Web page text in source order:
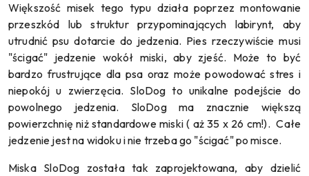
Większość misek tego typu działa poprzez montowanie
przeszkód lub struktur przypominających labirynt, aby
utrudnić psu dotarcie do jedzenia. Pies rzeczywiście musi
"ścigać" jedzenie wokół miski, aby zjeść. Może to być
bardzo frustrujące dla psa oraz może powodować stres i
niepokój u zwierzęcia. SloDog to unikalne podejście do
powolnego jedzenia. SloDog ma znacznie większą
powierzchnię niż standardowe miski ( aż 35 x 26 cm!). Całe
jedzenie jest na widoku i nie trzeba go "ścigać" po misce.
Miska SloDog została tak zaprojektowana, aby dzielić